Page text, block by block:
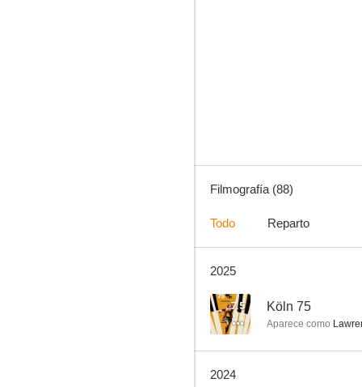
Crimen en el paraíso
Filmografía (88)
Todo Reparto
2025
7.5 Köln 75
Aparece como
2024